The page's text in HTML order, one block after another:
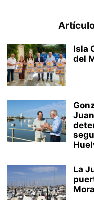
Isla
del
La